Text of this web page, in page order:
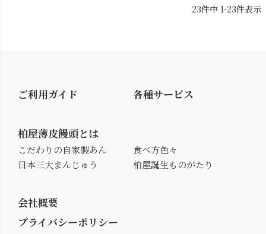
23件中 1-23件表示
ご利用ガイド 各種サービス
柏屋薄皮饅頭とは
こだわりの自家製あん
日本三大まんじゅう
食べ方色々
柏屋誕生ものがたり
会社概要
プライバシーポリシー